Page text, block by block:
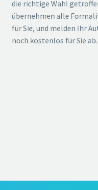
die richtige Wahl
übernehmen alle
für Sie, und melden Ihr
noch kostenlos für Sie ab.